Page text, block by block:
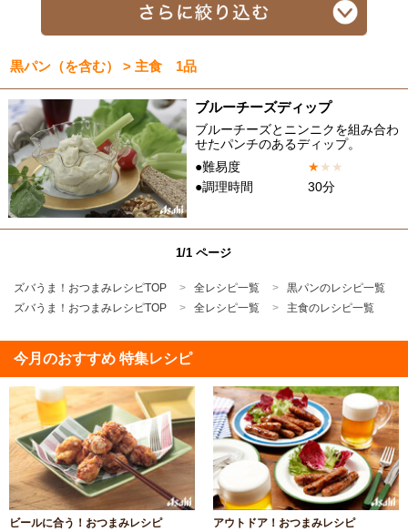
黒パン（を含む） > 主食 1品
ブルーチーズディップ
ブルーチーズとニンニクを組み合わ
せたパンチのあるディップ。
●難易度
★★ ★
●調理時間
30分
1/1 ページ
ズバうま！おつまみレシピTOP 全レシピ一覧
黒パンのレシピ一覧
ズバうま！おつまみレシピTOP
全レシピ一覧 主食のレシピ一覧
今月のおすすめ 特集レシピ
ビールに合う！おつまみレシピ アウトドア！おつまみレシピ